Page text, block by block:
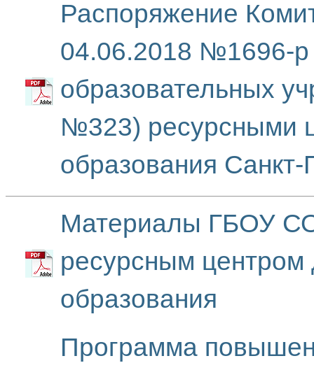
Распоряжение
04.06.2018 №1696-р
образовательных
№323) ресурсными
образования Санкт-
Материалы ГБОУ
ресурсным центром
образования
Программа